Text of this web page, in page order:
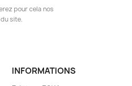
pour cela nos
site.
INFORMATIONS